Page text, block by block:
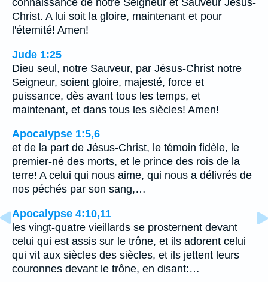
connaissance de notre Seigneur et Sauveur Jésus-
Christ. A lui soit la gloire, maintenant et pour
l'éternité! Amen!
Jude 1:25
Dieu seul, notre Sauveur, par Jésus-Christ notre
Seigneur, soient gloire, majesté, force et
puissance, dès avant tous les temps, et
maintenant, et dans tous les siècles! Amen!
Apocalypse 1:5,6
et de la part de Jésus-Christ, le témoin fidèle, le
premier-né des morts, et le prince des rois de la
terre! A celui qui nous aime, qui nous a délivrés de
nos péchés par son sang,…
Apocalypse 4:10,11
les vingt-quatre vieillards se prosternent devant
celui qui est assis sur le trône, et ils adorent celui
qui vit aux siècles des siècles, et ils jettent leurs
couronnes devant le trône, en disant:…